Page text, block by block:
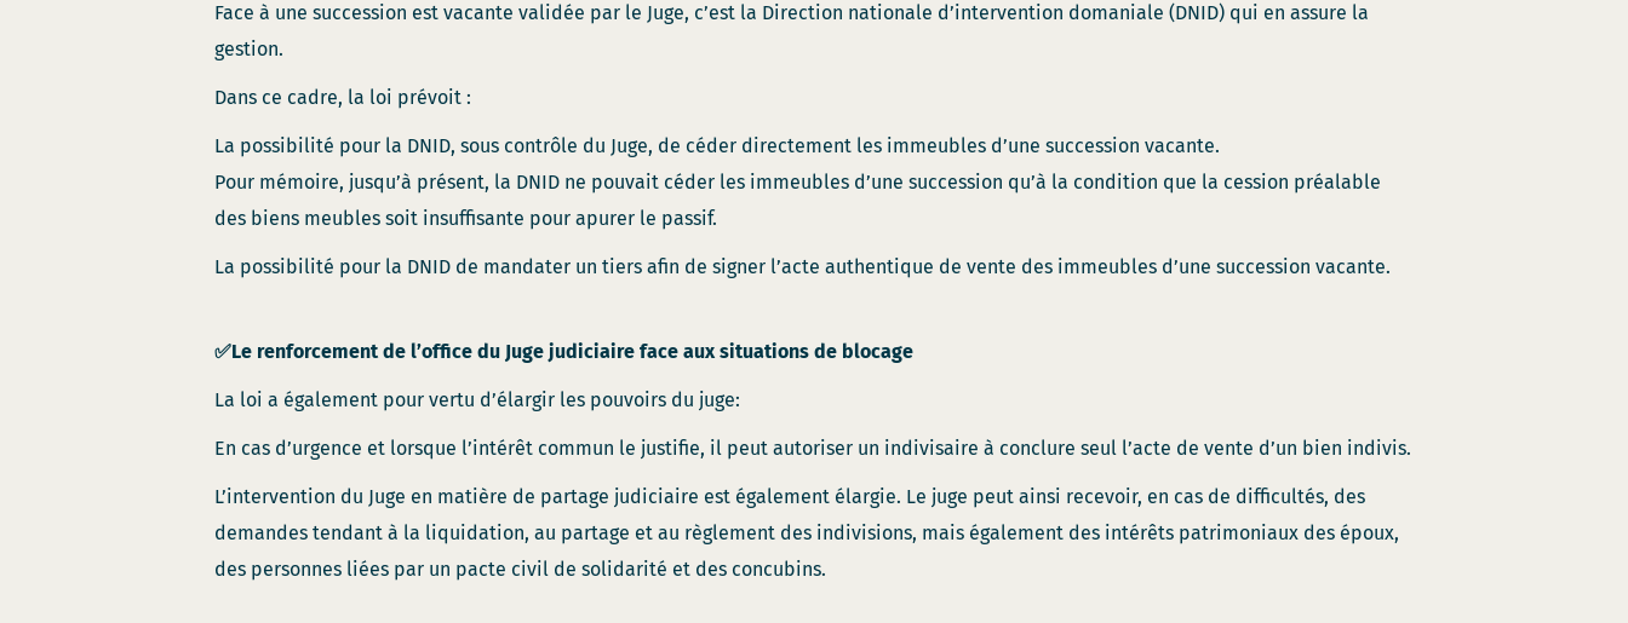
Face à une succession est vacante validée par le Juge, c’est la Direction nationale d’intervention domaniale (DNID) qui en assure la
gestion.
Dans ce cadre, la loi prévoit :
La possibilité pour la DNID, sous contrôle du Juge, de céder directement les immeubles d’une succession vacante.
Pour mémoire, jusqu’à présent, la DNID ne pouvait céder les immeubles d’une succession qu’à la condition que la cession préalable
des biens meubles soit insuffisante pour apurer le passif.
La possibilité pour la DNID de mandater un tiers afin de signer l’acte authentique de vente des immeubles d’une succession vacante.
✅Le renforcement de l’office du Juge judiciaire face aux situations de blocage
La loi a également pour vertu d’élargir les pouvoirs du juge:
En cas d’urgence et lorsque l’intérêt commun le justifie, il peut autoriser un indivisaire à conclure seul l’acte de vente d’un bien indivis.
L’intervention du Juge en matière de partage judiciaire est également élargie. Le juge peut ainsi recevoir, en cas de difficultés, des
demandes tendant à la liquidation, au partage et au règlement des indivisions, mais également des intérêts patrimoniaux des époux,
des personnes liées par un pacte civil de solidarité et des concubins.